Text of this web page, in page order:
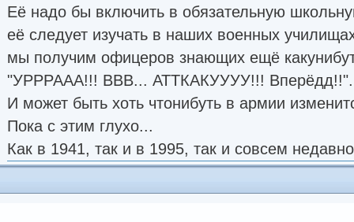
Её надо бы включить в обязательную
её следует изучать в наших военных
мы получим офицеров знающих ещё
"УРРРААА!!! ВВВ... АТТКАКУУУУ!!! Вперёдд!!".
И может быть хоть чтонибуть в армии
Пока с этим глухо...
Как в 1941, так и в 1995, так и совсем